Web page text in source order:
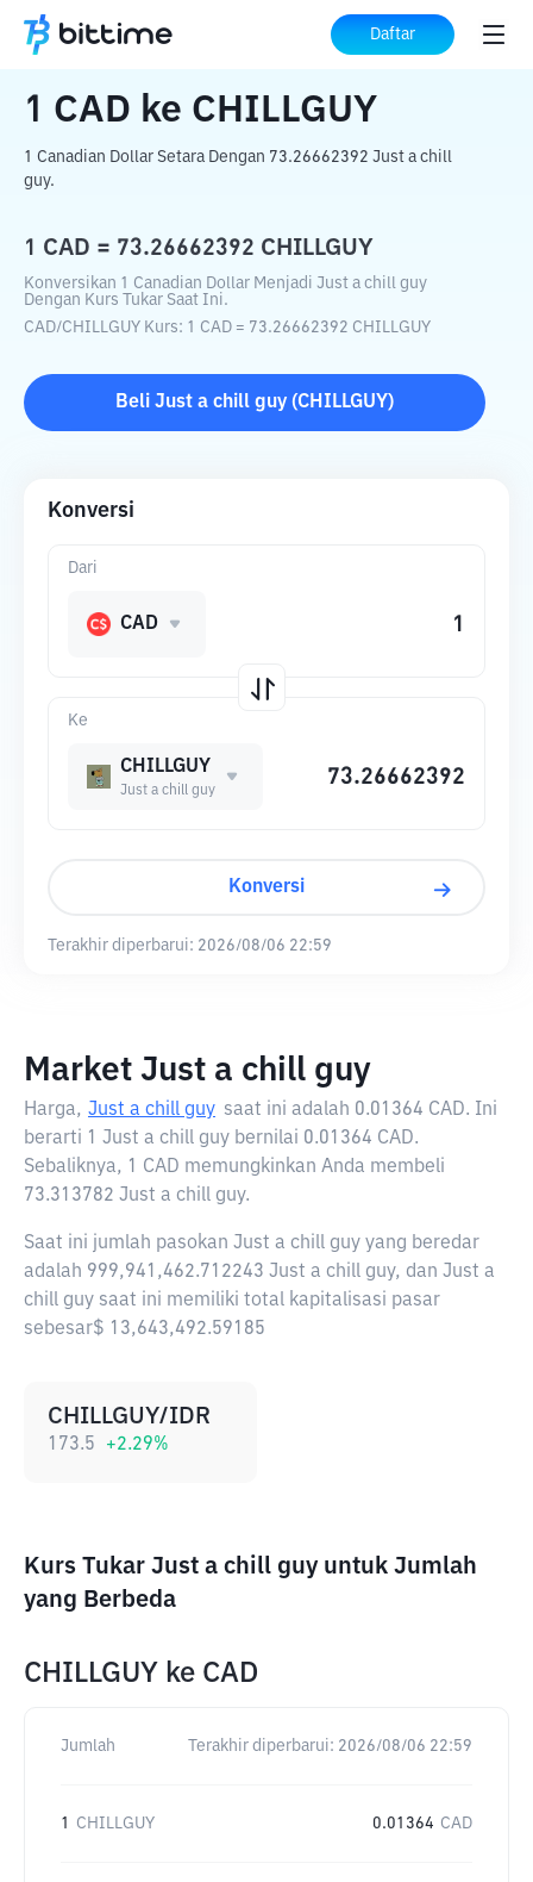
Daftar
Beranda Konverter Kripto ke CHILLGUY
1 CAD ke CHILLGUY
1 Canadian Dollar Setara Dengan 73.26662392 Just a chill
guy.
1 CAD = 73.26662392 CHILLGUY
Konversikan 1 Canadian Dollar Menjadi Just a chill guy
Dengan Kurs Tukar Saat Ini.
CAD/CHILLGUY Kurs: 1 CAD = 73.26662392 CHILLGUY
Beli Just a chill guy (CHILLGUY)
Konversi
Ke
CHILLGUY
Just a chill guy
Dari
CAD
Konversi
Terakhir diperbarui: 2026/08/06 22:59
Market Just a chill guy
Harga, Just a chill guy saat ini adalah 0.01364 CAD. Ini
berarti 1 Just a chill guy bernilai 0.01364 CAD.
Sebaliknya, 1 CAD memungkinkan Anda membeli
73.313782 Just a chill guy.
Saat ini jumlah pasokan Just a chill guy yang beredar
adalah 999,941,462.712243 Just a chill guy, dan Just a
chill guy saat ini memiliki total kapitalisasi pasar
sebesar$ 13,643,492.59185
CHILLGUY/IDR
173.5 +2.29%
Kurs Tukar Just a chill guy untuk Jumlah
yang Berbeda
CHILLGUY ke CAD
Jumlah Terakhir diperbarui: 2026/08/06 22:59
1 CHILLGUY 0.01364 CAD